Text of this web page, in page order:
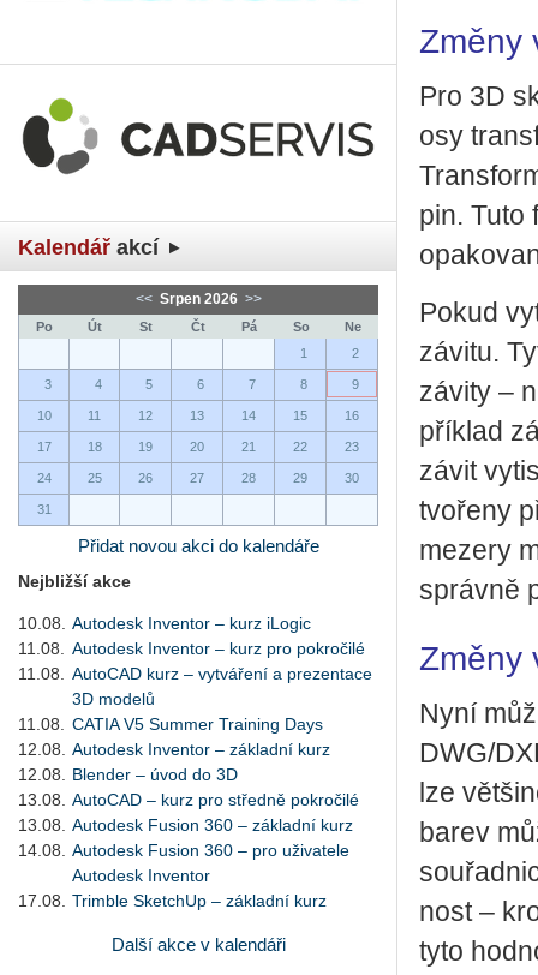
Kalendář akcí
<< Srpen 2026 >>
Po Út St Čt Pá So
Ne
1
2
3 4 5 6 7 8 9
10 11 12 13 14 15 16
17 18 19 20 21 22 23
24 25 26 27 28 29 30
31
Přidat novou akci do kalendáře
Nejbližší akce
10.08.
Autodesk Inventor – kurz iLogic
11.08.
Autodesk Inventor – kurz pro pokročilé
11.08.
AutoCAD kurz – vytváření a prezentace
3D modelů
11.08.
CATIA V5 Summer Training Days
12.08.
Autodesk Inventor – základní kurz
12.08.
Blender – úvod do 3D
13.08.
AutoCAD – kurz pro středně pokročilé
13.08.
Autodesk Fusion 360 – základní kurz
14.08.
Autodesk Fusion 360 – pro uživatele
Autodesk Inventor
17.08.
Trimble SketchUp – základní kurz
Další akce v kalendáři
Změny
Pro 3D
osy
pin. Tuto
Pokud
zá­vi­tu.
zá­vi­ty –
pří­klad
závit
tvo­ře­ny
me­ze­ry
správ­ně
Změny
Nyní
DWG/
lze
barev
nost –
tyto